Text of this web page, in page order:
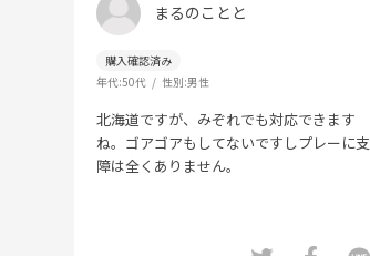
まるのことと
年代:50代 性別:男性
北海道ですが、みぞれでも対応できます
ね。ゴアゴアもしてないですしプレーに支
障は全くありません。